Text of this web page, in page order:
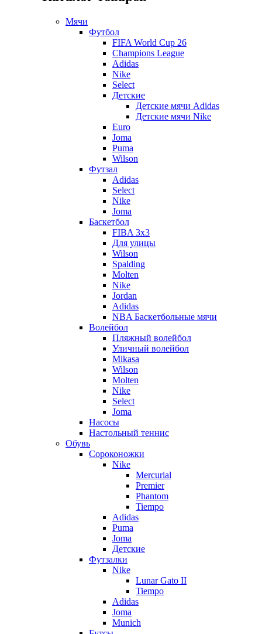
Мячи
Футбол
FIFA World Cup 26
Champions League
Adidas
Nike
Select
Детские
Детские мячи Adidas
Детские мячи Nike
Euro
Joma
Puma
Wilson
Футзал
Adidas
Select
Nike
Joma
Баскетбол
FIBA 3x3
Для улицы
Wilson
Spalding
Molten
Nike
Jordan
Adidas
NBA Баскетбольные мячи
Волейбол
Пляжный волейбол
Уличный волейбол
Mikasa
Wilson
Molten
Nike
Select
Joma
Насосы
Настольный теннис
Обувь
Сороконожки
Nike
Mercurial
Premier
Phantom
Tiempo
Adidas
Puma
Joma
Детские
Футзалки
Nike
Lunar Gato II
Tiempo
Adidas
Joma
Munich